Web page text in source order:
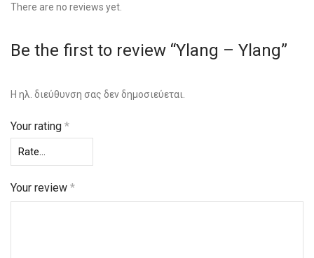
There are no reviews yet.
Be the first to review “Ylang – Ylang”
Η ηλ. διεύθυνση σας δεν δημοσιεύεται.
Your rating *
Your review *